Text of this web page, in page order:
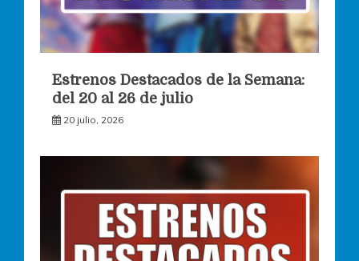
Estrenos Destacados de la Semana:
del 20 al 26 de julio
20 julio, 2026